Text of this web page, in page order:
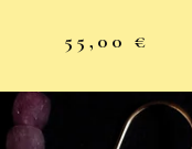
55,00 €